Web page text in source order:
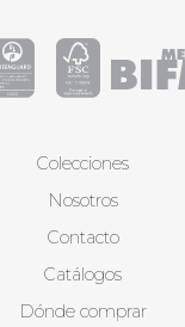
Colecciones
Nosotros
Contacto
Catálogos
Dónde comprar